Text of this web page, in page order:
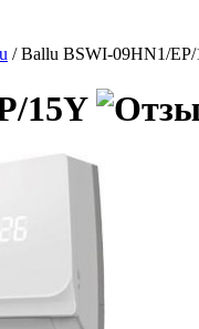
/ Ballu BSWI-09HN1/
15Y